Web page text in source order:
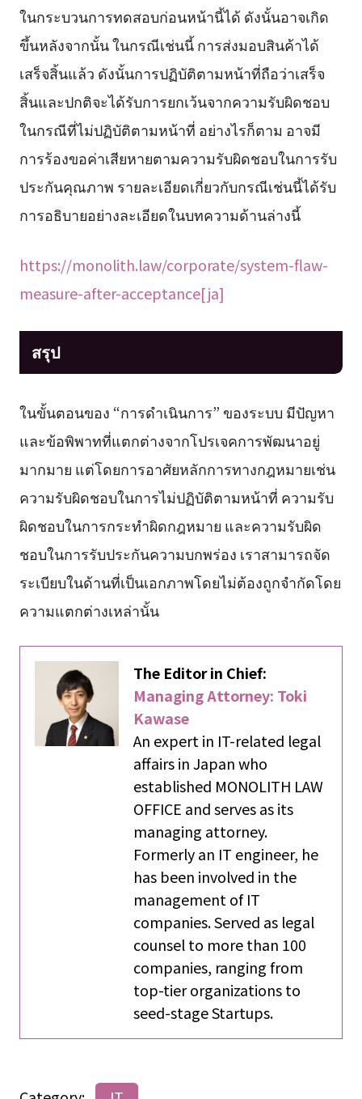
ในกระบวนการทดสอบก่อนหน้านี้ได้ ดังนั้นอาจเกิด
ขึ้นหลังจากนั้น ในกรณีเช่นนี้ การส่งมอบสินค้าได้
เสร็จสิ้นแล้ว ดังนั้นการปฏิบัติตามหน้าที่ถือว่าเสร็จ
สิ้นและปกติจะได้รับการยกเว้นจากความรับผิดชอบ
ในกรณีที่ไม่ปฏิบัติตามหน้าที่ อย่างไรก็ตาม อาจมี
การร้องขอค่าเสียหายตามความรับผิดชอบในการรับ
ประกันคุณภาพ รายละเอียดเกี่ยวกับกรณีเช่นนี้ได้รับ
การอธิบายอย่างละเอียดในบทความด้านล่างนี้
https://monolith.law/corporate/system-flaw-
measure-after-acceptance[ja]
สรุป
ในขั้นตอนของ “การดำเนินการ” ของระบบ มีปัญหา
และข้อพิพาทที่แตกต่างจากโปรเจคการพัฒนาอยู่
มากมาย แต่โดยการอาศัยหลักการทางกฎหมายเช่น
ความรับผิดชอบในการไม่ปฏิบัติตามหน้าที่ ความรับ
ผิดชอบในการกระทำผิดกฎหมาย และความรับผิด
ชอบในการรับประกันความบกพร่อง เราสามารถจัด
ระเบียบในด้านที่เป็นเอกภาพโดยไม่ต้องถูกจำกัดโดย
ความแตกต่างเหล่านั้น
The Editor in Chief:
Managing Attorney: Toki
Kawase
An expert in IT-related legal
affairs in Japan who
established MONOLITH LAW
OFFICE and serves as its
managing attorney.
Formerly an IT engineer, he
has been involved in the
management of IT
companies. Served as legal
counsel to more than 100
companies, ranging from
top-tier organizations to
seed-stage Startups.